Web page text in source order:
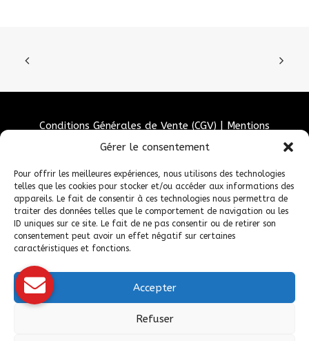
Gérer le consentement
Pour offrir les meilleures expériences, nous utilisons des technologies
telles que les cookies pour stocker et/ou accéder aux informations des
appareils. Le fait de consentir à ces technologies nous permettra de
traiter des données telles que le comportement de navigation ou les
ID uniques sur ce site. Le fait de ne pas consentir ou de retirer son
consentement peut avoir un effet négatif sur certaines
caractéristiques et fonctions.
Accepter
Refuser
Conditions Générales de Vente (CGV)
Mentions
Politique de confidentialité
Tous droits réservés.